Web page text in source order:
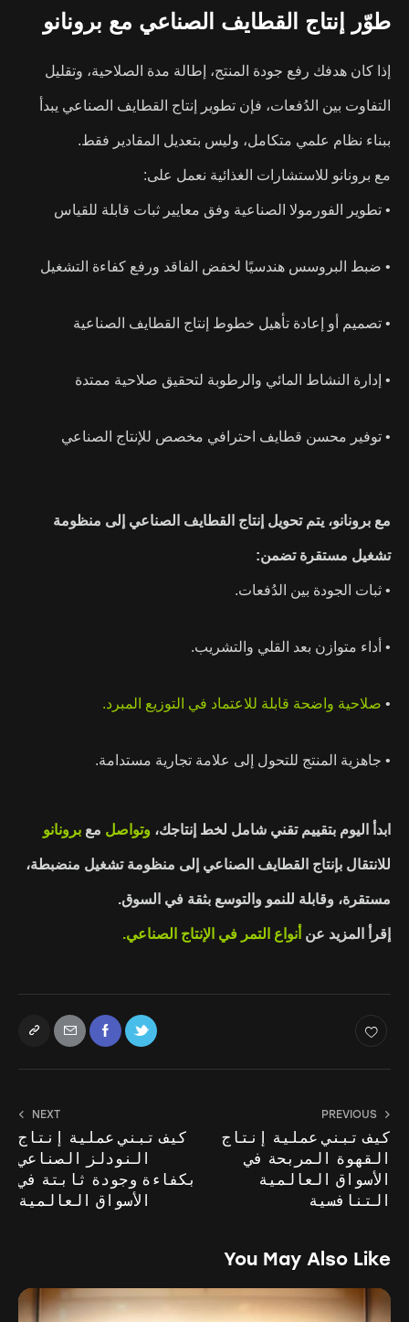
طوّر إنتاج القطايف الصناعي مع برونانو
إذا كان هدفك رفع جودة المنتج، إطالة مدة الصلاحية، وتقليل
التفاوت بين الدُفعات، فإن تطوير إنتاج القطايف الصناعي يبدأ
ببناء نظام علمي متكامل، وليس بتعديل المقادير فقط.
مع برونانو للاستشارات الغذائية نعمل على:
• تطوير الفورمولا الصناعية وفق معايير ثبات قابلة للقياس
• ضبط البروسس هندسيًا لخفض الفاقد ورفع كفاءة التشغيل
• تصميم أو إعادة تأهيل خطوط إنتاج القطايف الصناعية
• إدارة النشاط المائي والرطوبة لتحقيق صلاحية ممتدة
• توفير محسن قطايف احترافي مخصص للإنتاج الصناعي
مع برونانو، يتم تحويل إنتاج القطايف الصناعي إلى منظومة
تشغيل مستقرة تضمن:
• ثبات الجودة بين الدُفعات.
• أداء متوازن بعد القلي والتشريب.
• صلاحية واضحة قابلة للاعتماد في التوزيع المبرد.
• جاهزية المنتج للتحول إلى علامة تجارية مستدامة.
ابدأ اليوم بتقييم تقني شامل لخط إنتاجك، وتواصل مع برونانو
للانتقال بإنتاج القطايف الصناعي إلى منظومة تشغيل منضبطة،
مستقرة، وقابلة للنمو والتوسع بثقة في السوق.
إقرأ المزيد عن نواع التمر في الإنتاج الصناعي.
PREVIOUS
كيف تبني عملية إنتاج
القهوة المربحة في
الأسواق العالمية
التنافسية
NEXT
كيف تبني عملية إنتاج
النودلز الصناعي
بكفاءة وجودة ثابتة في
الأسواق العالمية
You May Also Like